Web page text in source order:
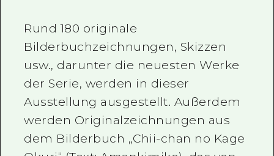
Rund 180 originale
Bilderbuchzeichnungen, Skizzen
usw., darunter die neuesten Werke
der Serie, werden in dieser
Ausstellung ausgestellt. Außerdem
werden Originalzeichnungen aus
dem Bilderbuch „Chii-chan no Kage